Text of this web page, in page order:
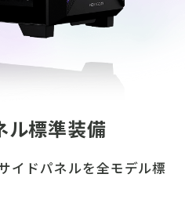
ル標準装備
イドパネルを全モデル標